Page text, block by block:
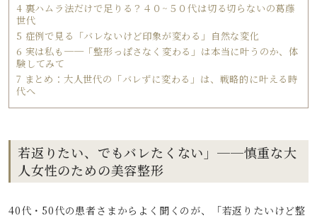
4 裏ハムラ法だけで足りる？４０~５０代は切る切らないの葛藤
世代
5 症例で見る「バレないけど印象が変わる」自然な変化
6 実は私も──「整形っぽさなく変わる」は本当に叶うのか、体
験してみて
7 まとめ：大人世代の「バレずに変わる」は、戦略的に叶える時
代へ
若返りたい、でもバレたくない」──慎重な大
人女性のための美容整形
40代・50代の患者さまからよく聞くのが、「若返りたいけど整